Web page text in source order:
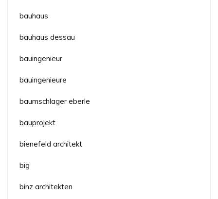
bauhaus
bauhaus dessau
bauingenieur
bauingenieure
baumschlager eberle
bauprojekt
bienefeld architekt
big
binz architekten